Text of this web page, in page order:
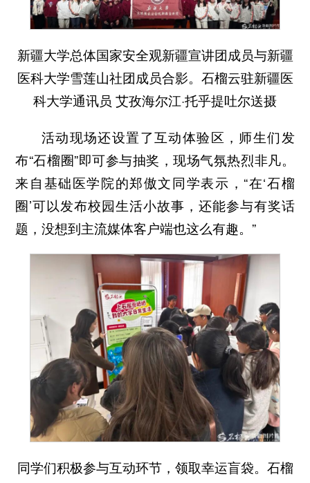
新疆大学总体国家安全观新疆宣讲团成员与新疆
医科大学雪莲山社团成员合影。石榴云驻新疆医
科大学通讯员 艾孜海尔江·托乎提吐尔送摄
活动现场还设置了互动体验区，师生们发
布“石榴圈”即可参与抽奖，现场气氛热烈非凡。
来自基础医学院的郑傲文同学表示，“在‘石榴
圈’可以发布校园生活小故事，还能参与有奖话
题，没想到主流媒体客户端也这么有趣。”
同学们积极参与互动环节，领取幸运盲袋。石榴